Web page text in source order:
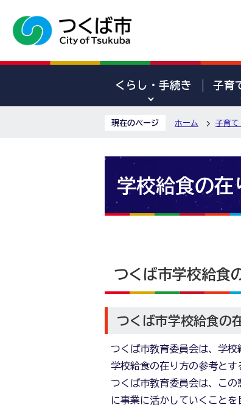
くらし・手続き 子育
現在のページ ホーム 子育て
学校給食の在
つくば市学校給食
つくば市学校給食の
つくば市教育委員会は、学
学校給食の在り方の参考とす
つくば市教育委員会は、こ
に事業に活かしていくことを